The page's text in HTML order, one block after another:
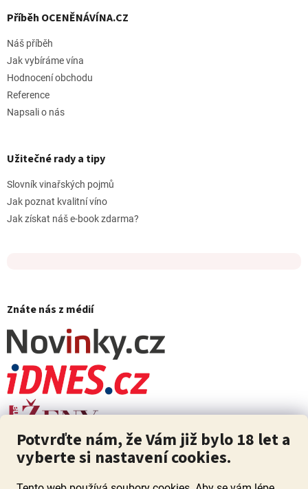
Potvrďte nám, že Vám již bylo 18 let a
vyberte si nastavení cookies.
Příběh OCENĚNÁVÍNA.CZ
Náš příběh
Jak vybíráme vína
Hodnocení obchodu
Reference
Napsali o nás
Užitečné rady a tipy
Slovník vinařských pojmů
Jak poznat kvalitní víno
Jak získat náš e-book zdarma?
Znáte nás z médií